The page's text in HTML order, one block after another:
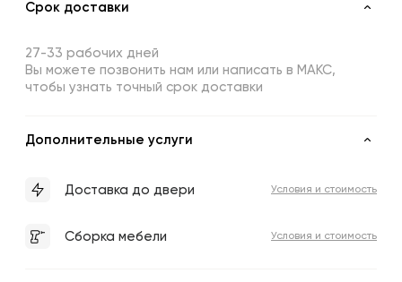
Срок доставки
27-33 рабочих дней
Вы можете позвонить нам или написать в МАКС,
чтобы узнать точный срок доставки
Дополнительные услуги
Доставка до двери Условия и стоимость
Сборка мебели Условия и стоимость